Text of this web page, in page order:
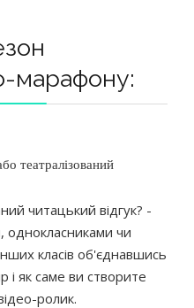
марафону:
театралізований
читацький відгук? -
однокласниками чи
класів об'єднавшись
і як саме ви створите
ролик.